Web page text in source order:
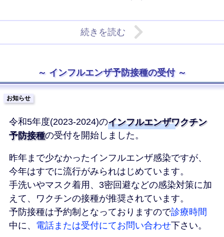
続きを読む
インフルエンザ予防接種の受付
お知らせ
令和5年度(2023-2024)のインフルエンザワクチン
予防接種の受付を開始しました。
昨年まで少なかったインフルエンザ感染ですが、
今年はすでに流行がみられはじめています。
手洗いやマスク着用、3密回避などの感染対策に加
えて、ワクチンの接種が推奨されています。
予防接種は予約制となっておりますので診療時間
中に、 電話または受付にてお問い合わせ下さい。